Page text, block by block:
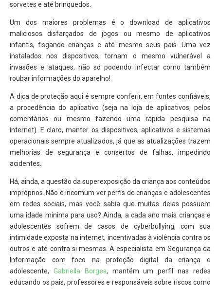
sorvetes e até brinquedos.
Um dos maiores problemas é o download de aplicativos
maliciosos disfarçados de jogos ou mesmo de aplicativos
infantis, fisgando crianças e até mesmo seus pais. Uma vez
instalados nos dispositivos, tornam o mesmo vulnerável a
invasões e ataques, não só podendo infectar como também
roubar informações do aparelho!
A dica de proteção aqui é sempre conferir, em fontes confiáveis,
a procedência do aplicativo (seja na loja de aplicativos, pelos
comentários ou mesmo fazendo uma rápida pesquisa na
internet). E claro, manter os dispositivos, aplicativos e sistemas
operacionais sempre atualizados, já que as atualizações trazem
melhorias de segurança e consertos de falhas, impedindo
acidentes.
Há, ainda, a questão da superexposição da criança aos conteúdos
impróprios. Não é incomum ver perfis de crianças e adolescentes
em redes sociais, mas você sabia que muitas delas possuem
uma idade mínima para uso? Ainda, a cada ano mais crianças e
adolescentes sofrem de casos de cyberbullying, com sua
intimidade exposta na internet, incentivadas à violência contra os
outros e até contra si mesmas. A especialista em Segurança da
Informação com foco na proteção digital da criança e
adolescente, Gabriella Borges, mantém um perfil nas redes
educando os pais, professores e responsáveis sobre riscos como